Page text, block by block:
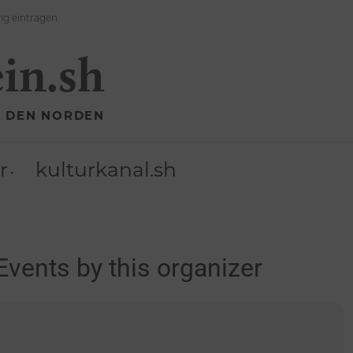
eintragen
NORDEN
kulturkanal.sh
by this organizer